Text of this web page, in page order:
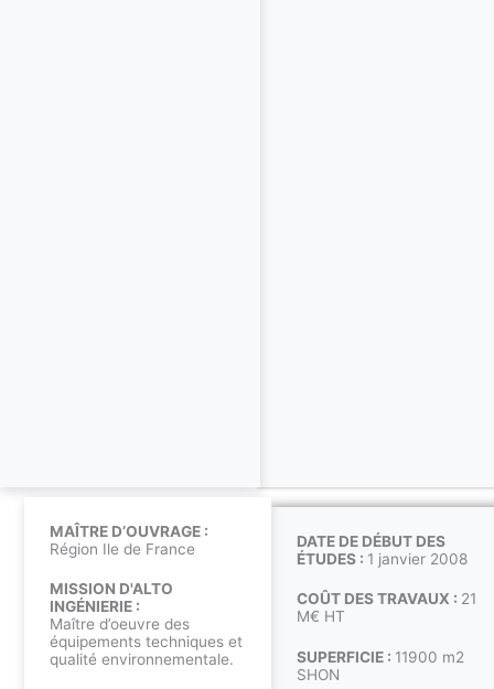
DATE DE DÉBUT DES
ÉTUDES : 1 janvier 2008
COÛT DES TRAVAUX : 21
M€ HT
SUPERFICIE : 11900 m2
SHON
MAÎTRE D’OUVRAGE :
Région Ile de France
MISSION D'ALTO
INGÉNIERIE :
Maître d’oeuvre des
équipements techniques et
qualité environnementale.